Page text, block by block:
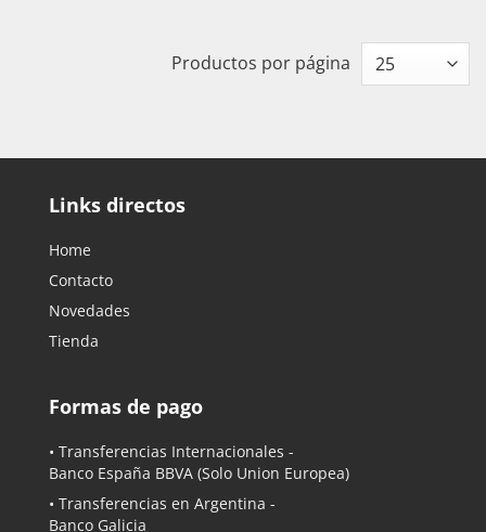
Productos por página
Links directos
Home
Contacto
Novedades
Tienda
Formas de pago
• Transferencias Internacionales -
Banco España BBVA (Solo Union Europea)
• Transferencias en Argentina -
Banco Galicia